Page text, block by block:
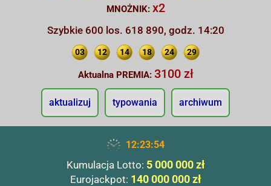
MNOŻNIK: x2
Szybkie 600 los. 618 890, godz. 14:20
03 12 14 18 24 29
Aktualna PREMIA: 3100 zł
aktualizuj typowania archiwum
12:23:55
Kumulacja Lotto: 5 000 000 zł
Eurojackpot: 140 000 000 zł